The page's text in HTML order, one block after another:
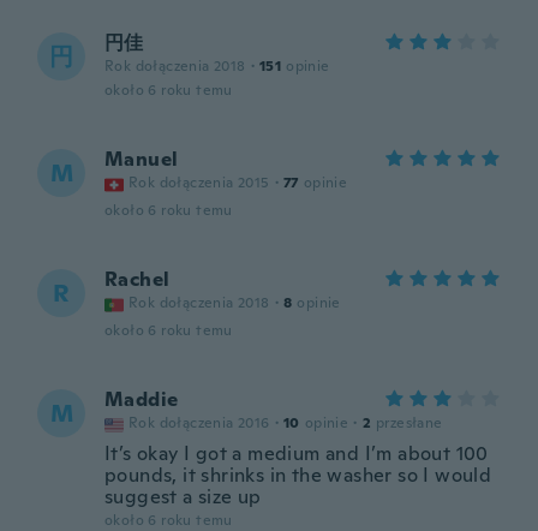
円 円佳
Rok dołączenia 2018 · 151 opinie
około 6 roku temu
M Manuel
Rok dołączenia 2015 · 77 opinie
około 6 roku temu
R Rachel
Rok dołączenia 2018 · 8 opinie
około 6 roku temu
M Maddie
Rok dołączenia 2016 · 10 opinie · 2 przesłane
It’s okay I got a medium and I’m about 100
pounds, it shrinks in the washer so I would
suggest a size up
około 6 roku temu